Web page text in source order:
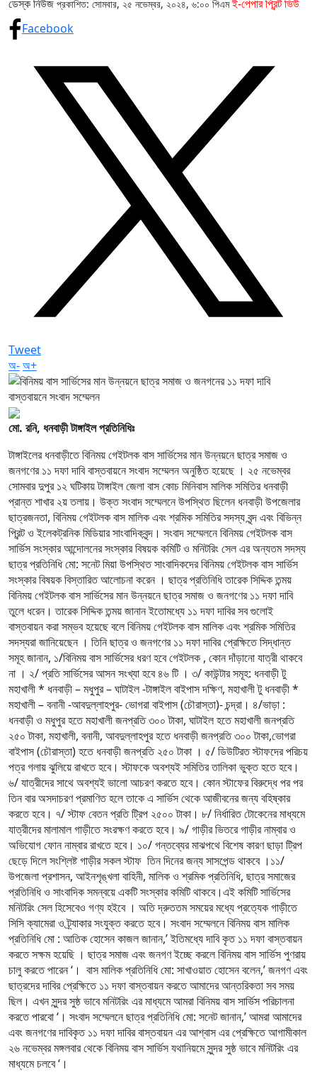
ডেস্ক নিউজ প্রকাশিত: সোমবার, ২৫ নভেম্বর, ২০২৪, ৬:০০ পিএম ই-পেপার প্রিন্ট ভিউ
Facebook
Tweet
অ-অ+
মো. রনি, ধনবাড়ী টাঙ্গাইল প্রতিনিধিঃ
টাঙ্গাইলের ধনবাড়ীতে বিনিময় গেইটলক বাস সার্ভিসের মান উন্নয়নে ছাত্র সমাজ ও
জনগণের ১১ দফা দাবি বাস্তবায়নে সংবাদ সম্মেলন অনুষ্ঠিত হয়েছে । ২৫ নভেম্বর
সোমবার দুপুর ১২ ঘটিকায় টাঙ্গাইল জেলা বাস কোচ মিনিবাস মালিক সমিতির ধনবাড়ী
প্রান্ত শাখার ২য় তলায়। উক্ত সংবাদ সম্মেলনে উপস্থিত ছিলেন ধনবাড়ী উপজেলার
ছাত্রজনতা, বিনিময় গেইটলক বাস মালিক এবং শ্রমিক সমিতির সদস্য বৃন্দ এবং বিভিন্ন
প্রিন্ট ও ইলেকট্রনিক মিডিয়ার সাংবাদিকবৃন্দ। সংবাদ সম্মেলনে বিনিময় গেইটলক বাস
সার্ভিস সংস্কার আন্দোলনের সংস্কার বিষয়ক কমিটি ও মনিটরিং সেল এর অন্যতম সদস্য
ছাত্র প্রতিনিধি মো: সনেট মিয়া উপস্থিত সাংবাদিকদের বিনিময় গেইটলক বাস সার্ভিস
সংস্কার বিষয়ক বিস্তারিত আলোচনা করেন । ছাত্র প্রতিনিধি তারেক সিদ্দিক তন্ময়
বিনিময় গেইটলক বাস সার্ভিসের মান উন্নয়নে ছাত্র সমাজ ও জনগণের ১১ দফা দাবি
তুলে ধরেন। তারেক সিদ্দিক তন্ময় জানান ইতোমধ্যে ১১ দফা দাবির সব গুলোই
বাস্তবায়ন করা সম্ভব হয়েছে বলে বিনিময় গেইটলক বাস মালিক এবং শ্রমিক সমিতির
সদস্যরা জানিয়েছেন । তিনি ছাত্র ও জনগণের ১১ দফা দাবির প্রেক্ষিতে সিদ্ধান্ত
সমূহ জানান, ১/বিনিময় বাস সার্ভিসের ধরণ হবে গেইটলক , কোন দাঁড়ানো যাত্রী থাকবে
না । ২/ প্রতি সার্ভিসের আসন সংখ্যা হবে ৪৬ টি । ৩/ কাউন্টার সমূহ: ধনবাড়ী টু
মহাখালী * ধনবাড়ী – মধুপুর – ঘাটাইল -টাঙ্গাইল বাইপাস দক্ষিণ, মহাখালী টু ধনবাড়ী *
মহাখালী – বনানী -আবদুল্লাহপুর- ভোগরা বাইপাস (চৌরাস্তা)- চন্দ্রা। ৪/ভাড়া :
ধনবাড়ী ও মধুপুর হতে মহাখালী জনপ্রতি ৩০০ টাকা, ঘাটাইল হতে মহাখালী জনপ্রতি
২৫০ টাকা, মহাখালী, বনানী, আবদুল্লাহপুর হতে ধনবাড়ী জনপ্রতি ৩০০ টাকা,ভোগরা
বাইপাস (চৌরাস্তা) হতে ধনবাড়ী জনপ্রতি ২৫০ টাকা । ৫/ ডিউটিরত স্টাফদের পরিচয়
পত্র গলায় ঝুলিয়ে রাখতে হবে। স্টাফকে অবশ্যই সমিতির তালিকা ভুক্ত হতে হবে।
৬/ যাত্রীদের সাথে অবশ্যই ভালো আচরণ করতে হবে। কোন স্টাফের বিরুদ্ধে পর পর
তিন বার অসদাচরণ প্রমাণিত হলে তাকে এ সার্ভিস থেকে আজীবনের জন্য বহিষ্কার
করতে হবে। ৭/ স্টাফ বেতন প্রতি ট্রিপ ২৫০০ টাকা। ৮/ নির্ধারিত টোকেনের মাধ্যমে
যাত্রীদের মালামাল গাড়ীতে সংরক্ষণ করতে হবে। ৯/ গাড়ীর ভিতরে গাড়ীর নাম্বার ও
অভিযোগ ফোন নাম্বার রাখতে হবে। ১০/ গন্তব্যের মাঝপথে বিশেষ কারণ ছাড়া ট্রিপ
ছেড়ে দিলে সংশ্লিষ্ট গাড়ীর সকল স্টাফ তিন দিনের জন্য সাসপেন্ড থাকবে ।১১/
উপজেলা প্রশাসন, আইনশৃঙ্খলা বাহিনী, মালিক ও শ্রমিক প্রতিনিধি, ছাত্র সমাজের
প্রতিনিধি ও সাংবাদিক সমন্বয়ে একটি সংস্কার কমিটি থাকবে।এই কমিটি সার্ভিসের
মনিটরিং সেল হিসেবেও গণ্য হইবে । অতি দ্রুততম সময়ের মধ্যে প্রত্যেক গাড়ীতে
সিসি ক্যামেরা ও ট্র্যাকার সংযুক্ত করতে হবে। সংবাদ সম্মেলনে বিনিময় বাস মালিক
প্রতিনিধি মো : আতিক হোসেন কাজল জানান,’ ইতিমধ্যে দাবি কৃত ১১ দফা বাস্তবায়ন
করতে সক্ষম হয়েছি । ছাত্র সমাজ এবং জনগণ ইচ্ছে করলে বিনিময় বাস সার্ভিস পুণরায়
চালু করতে পারেন ‘। বাস মালিক প্রতিনিধি মো: সাখাওয়াত হোসেন বলেন,’ জনগণ এবং
ছাত্রদের দাবির প্রেক্ষিতে ১১ দফা বাস্তবায়ন করতে আমাদের আন্তরিকতা সব সময়
ছিল। এখন সুন্দর সুষ্ঠ ভাবে মনিটরিং এর মাধ্যমে আমরা বিনিময় বাস সার্ভিস পরিচালনা
করতে পারবো ‘। সংবাদ সম্মেলনে ছাত্র প্রতিনিধি মো: সনেট জানান,’ আমরা আমাদের
এবং জনগণের দাবিকৃত ১১ দফা দাবির বাস্তবায়ন এর আশ্বাস এর প্রেক্ষিতে আগামীকাল
২৬ নভেম্বর মঙ্গলবার থেকে বিনিময় বাস সার্ভিস যথানিয়মে সুন্দর সুষ্ঠ ভাবে মনিটরিং এর
মাধ্যমে চলবে ‘।